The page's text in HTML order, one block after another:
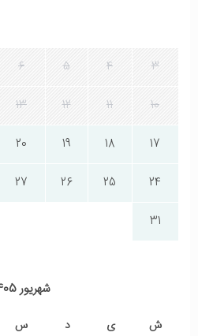
3
4
5
6
10
11
12
13
17
18
19
20
24
25
26
27
31
شهریور 1405
ش ی د س